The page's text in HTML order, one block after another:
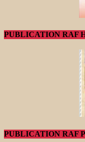
PUBLICATION RAF
PUBLICATION RAF